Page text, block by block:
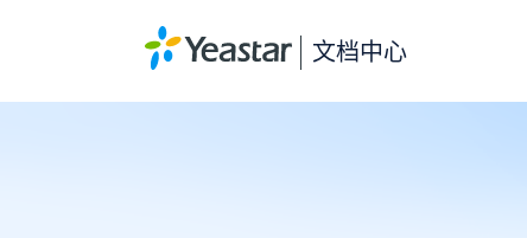
文档中心